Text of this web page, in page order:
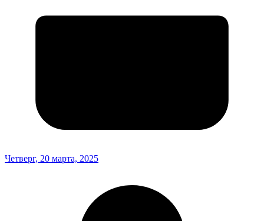
Четверг, 20 марта, 2025